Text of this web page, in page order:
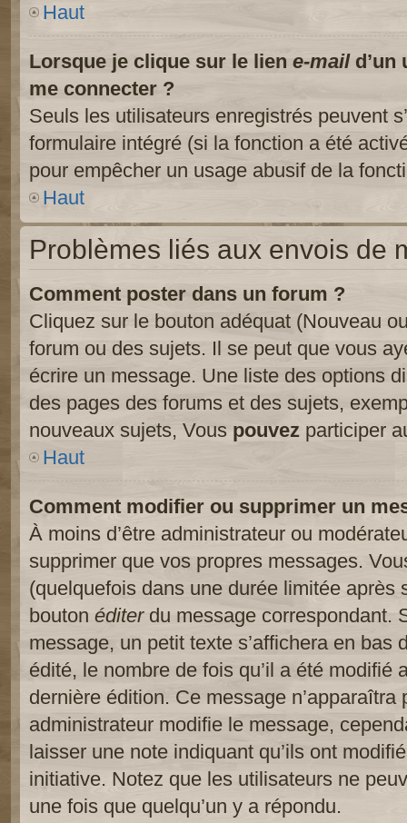
Haut
Lorsque je clique sur le lien e-maild’un
me connecter ?
Seuls les utilisateurs enregistrés peuvent
formulaire intégré (si la fonction a été
pour empêcher un usage abusif de la
Haut
Problèmes liés aux envois de
Comment poster dans un forum ?
Cliquez sur le bouton adéquat (Nouveau
forum ou des sujets. Il se peut que vous
écrire un message. Une liste des options
des pages des forums et des sujets,
nouveaux sujets, Vous pouvez participer
Haut
Comment modifier ou supprimer un
À moins d’être administrateur ou
supprimer que vos propres messages.
(quelquefois dans une durée limitée après
bouton éditerdu message correspondant.
message, un petit texte s’affichera en bas
édité, le nombre de fois qu’il a été modifié
dernière édition. Ce message
administrateur modifie le message,
laisser une note indiquant qu’ils ont
initiative. Notez que les utilisateurs ne
une fois que quelqu’un y a répondu.